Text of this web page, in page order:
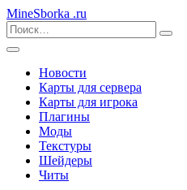
MineSborka .ru
Новости
Карты для сервера
Карты для игрока
Плагины
Моды
Текстуры
Шейдеры
Читы